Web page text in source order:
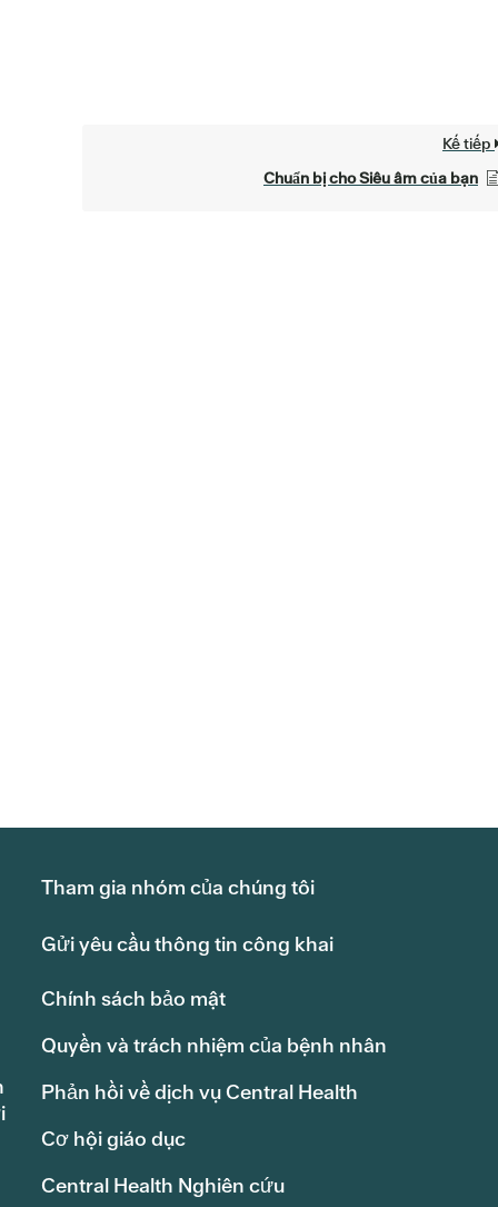
Kế tiếp
Chuẩn bị cho Siêu âm của bạn
Tham gia nhóm của chúng tôi
Gửi yêu cầu thông tin công khai
Chính sách bảo mật
Quyền và trách nhiệm của bệnh nhân
Phản hồi về dịch vụ Central Health
Cơ hội giáo dục
Central Health Nghiên cứu